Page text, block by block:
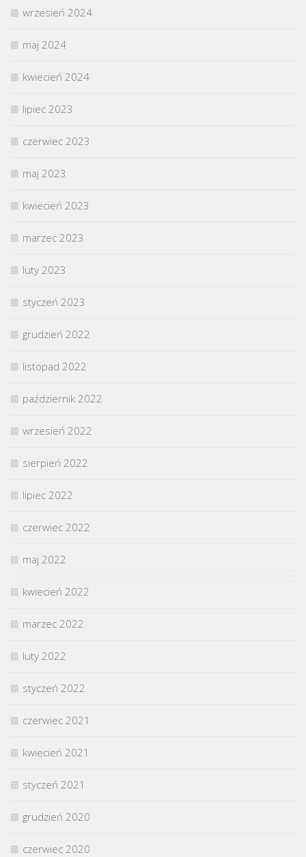
wrzesień 2024
maj 2024
kwiecień 2024
lipiec 2023
czerwiec 2023
maj 2023
kwiecień 2023
marzec 2023
luty 2023
styczeń 2023
grudzień 2022
listopad 2022
październik 2022
wrzesień 2022
sierpień 2022
lipiec 2022
czerwiec 2022
maj 2022
kwiecień 2022
marzec 2022
luty 2022
styczeń 2022
czerwiec 2021
kwiecień 2021
styczeń 2021
grudzień 2020
czerwiec 2020